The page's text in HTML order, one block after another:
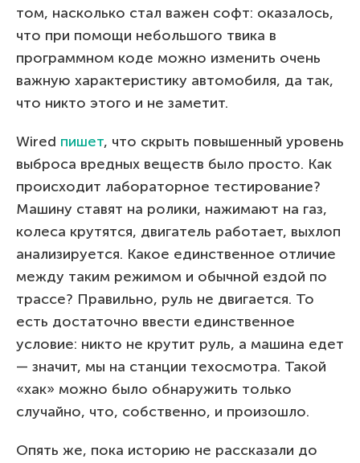
том, насколько стал важен софт: оказалось,
что при помощи небольшого твика в
программном коде можно изменить очень
важную характеристику автомобиля, да так,
что никто этого и не заметит.
Wired пишет, что скрыть повышенный уровень
выброса вредных веществ было просто. Как
происходит лабораторное тестирование?
Машину ставят на ролики, нажимают на газ,
колеса крутятся, двигатель работает, выхлоп
анализируется. Какое единственное отличие
между таким режимом и обычной ездой по
трассе? Правильно, руль не двигается. То
есть достаточно ввести единственное
условие: никто не крутит руль, а машина едет
— значит, мы на станции техосмотра. Такой
«хак» можно было обнаружить только
случайно, что, собственно, и произошло.
Опять же, пока историю не рассказали до